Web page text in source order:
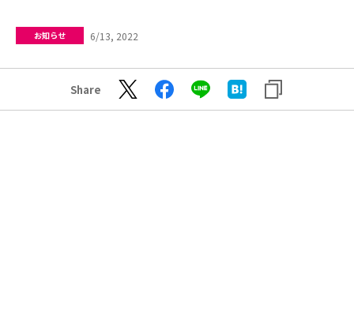
お知らせ 6/13, 2022
Share